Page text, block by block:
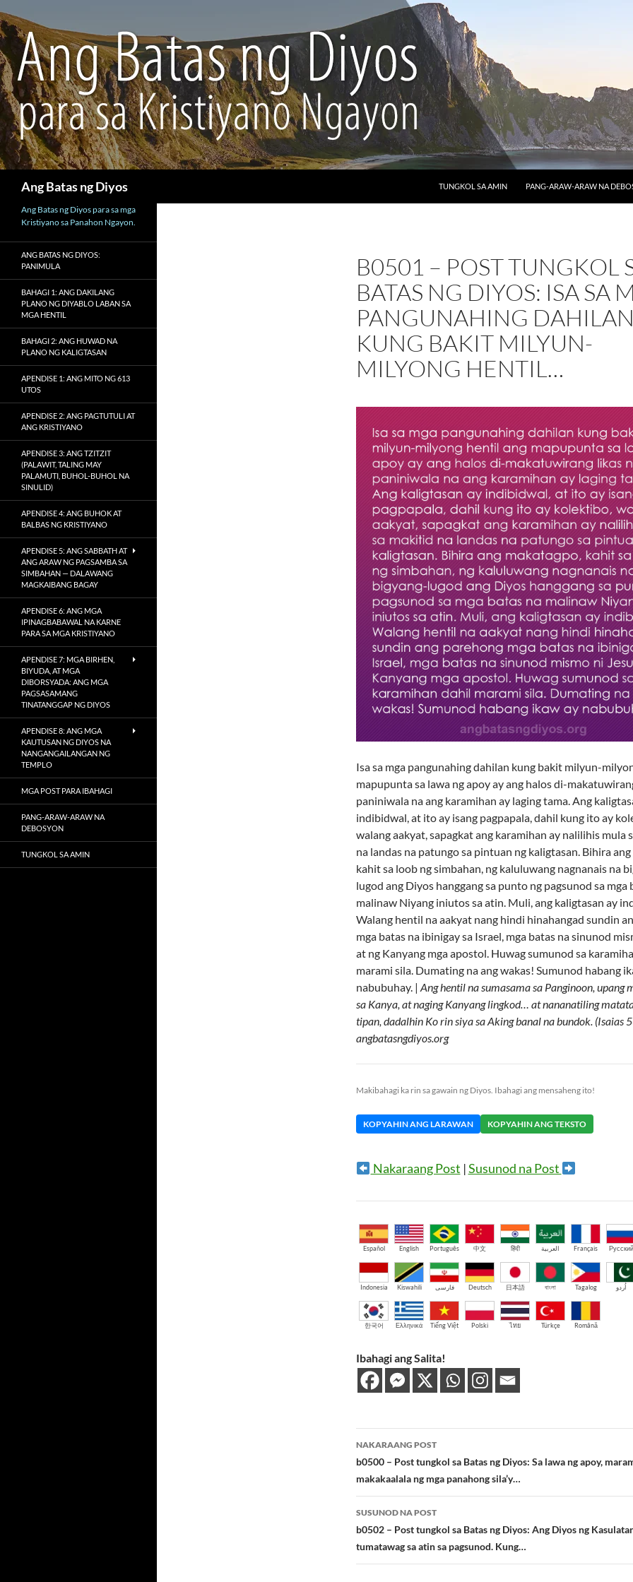
Ang Batas ng Diyos
TUNGKOL SA AMIN
PANG-ARAW-ARAW NA
B0501 – POST TUNGKOL
BATAS NG DIYOS: ISA SA
PANGUNAHING
KUNG BAKIT MILYUN-
MILYONG HENTIL…
Isa sa mga pangunahing dahilan kung bakit milyun-
mapupunta sa lawa ng apoy ay ang halos di-
paniniwala na ang karamihan ay laging tama. Ang
indibidwal, at ito ay isang pagpapala, dahil kung ito ay
walang aakyat, sapagkat ang karamihan ay nalilihis mula
na landas na patungo sa pintuan ng kaligtasan. Bihira
kahit sa loob ng simbahan, ng kaluluwang nagnanais na
lugod ang Diyos hanggang sa punto ng pagsunod sa mga
malinaw Niyang iniutos sa atin. Muli, ang kaligtasan ay
Walang hentil na aakyat nang hindi hinahangad sundin
mga batas na ibinigay sa Israel, mga batas na sinunod
at ng Kanyang mga apostol. Huwag sumunod sa
marami sila. Dumating na ang wakas! Sumunod habang
nabubuhay. | Ang hentil na sumasama sa Panginoon, upang
sa Kanya, at naging Kanyang lingkod… at nananatiling
tipan, dadalhin Ko rin siya sa Aking banal na bundok. (Isaias
angbatasngdiyos.org
Makibahagi ka rin sa gawain ng Diyos. Ibahagi ang mensaheng ito!
KOPYAHIN ANG LARAWAN KOPYAHIN ANG TEKSTO
Nakaraang Post |Susunod na Post
Español English Português 中文 हिंदी العربية Français Русский
Indonesia Kiswahili فارسی Deutsch 日本語 বাংলা Tagalog اُردو
한국어 Ελληνικά Tiếng Việt Polski ไทย Türkçe Română
Ibahagi ang Salita!
Post
navigation
NAKARAANG POST
b0500 – Post tungkol sa Batas ng Diyos: Sa lawa ng apoy,
makakaalala ng mga panahong sila’y…
SUSUNOD NA POST
b0502 – Post tungkol sa Batas ng Diyos: Ang Diyos ng
tumatawag sa atin sa pagsunod. Kung…
Ang Batas ng Diyos para sa mga
Kristiyano sa Panahon Ngayon.
ANG BATAS NG DIYOS:
PANIMULA
BAHAGI 1: ANG DAKILANG
PLANO NG DIYABLO LABAN SA
MGA HENTIL
BAHAGI 2: ANG HUWAD NA
PLANO NG KALIGTASAN
APENDISE 1: ANG MITO NG 613
UTOS
APENDISE 2: ANG PAGTUTULI AT
ANG KRISTIYANO
APENDISE 3: ANG TZITZIT
(PALAWIT, TALING MAY
PALAMUTI, BUHOL-BUHOL NA
SINULID)
APENDISE 4: ANG BUHOK AT
BALBAS NG KRISTIYANO
APENDISE 5: ANG SABBATH AT
ANG ARAW NG PAGSAMBA SA
SIMBAHAN — DALAWANG
MAGKAIBANG BAGAY
APENDISE 6: ANG MGA
IPINAGBABAWAL NA KARNE
PARA SA MGA KRISTIYANO
APENDISE 7: MGA BIRHEN,
BIYUDA, AT MGA
DIBORSYADA: ANG MGA
PAGSASAMANG
TINATANGGAP NG DIYOS
APENDISE 8: ANG MGA
KAUTUSAN NG DIYOS NA
NANGANGAILANGAN NG
TEMPLO
MGA POST PARA IBAHAGI
PANG-ARAW-ARAW NA
DEBOSYON
TUNGKOL SA AMIN